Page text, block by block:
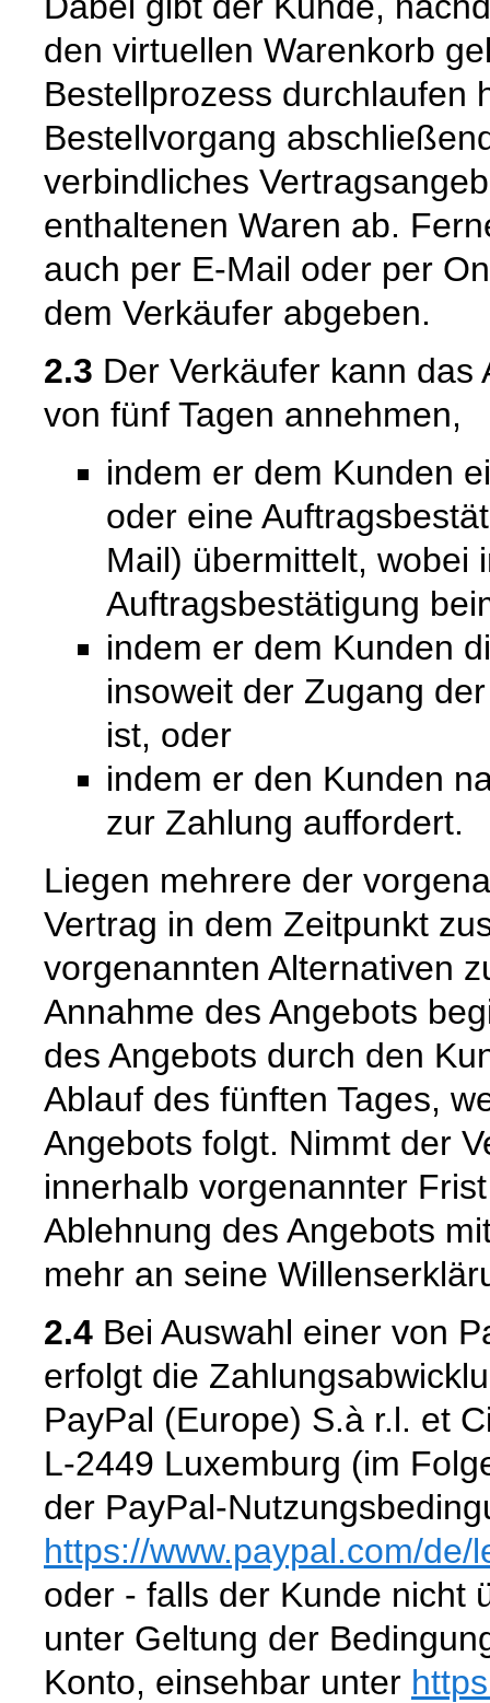
den virtuellen Warenkorb
Bestellprozess durchlaufen
Bestellvorgang
verbindliches
enthaltenen Waren ab.
auch per E-Mail oder per
dem Verkäufer abgeben.
2.3 Der Verkäufer kann
von fünf Tagen annehmen,
indem er dem Kunden
oder eine
Mail) übermittelt, wobei
Auftragsbestätigung
indem er dem Kunden
insoweit der Zugang
ist, oder
indem er den Kunden
zur Zahlung auffordert.
Liegen mehrere der
Vertrag in dem Zeitpunkt
vorgenannten Alternativen
Annahme des Angebots
des Angebots durch den
Ablauf des fünften Tages,
Angebots folgt. Nimmt der
innerhalb vorgenannter
Ablehnung des Angebots
mehr an seine
2.4 Bei Auswahl einer von
erfolgt die
PayPal (Europe) S.à r.l. et
L-2449 Luxemburg (im
der PayPal-
https://www.paypal.com/de/
oder - falls der Kunde nicht
unter Geltung der
Konto, einsehbar unter